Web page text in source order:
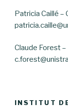
Patricia Caillé –
Claude Forest
INSTITUT